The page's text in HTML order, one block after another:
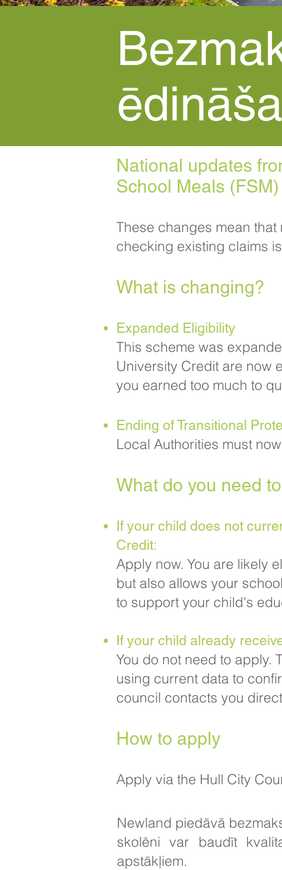
National updates
School Meals
These changes mean
checking existing claims
What is changing?​
Expanded Eligibility
This scheme was
University Credit are now
you earned too much to
Ending of Transitional
Local Authorities must
What do you need
If your child does not
Credit:
Apply now. You are likely
but also allows your
to support your child's
If your child already
You do not need to apply.
using current data to
council contacts you
How to apply​
Apply via the Hull City
Newland piedāvā
skolēni var baudīt
apstākļiem.